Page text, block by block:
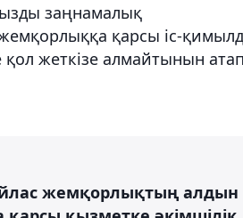
заңнамалық
қарсы іс-
жеткізе алмайтынын
жемқорлықтың алдын